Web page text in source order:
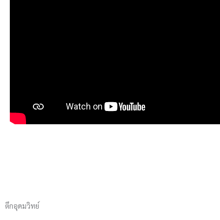
ตึกอุดมวิทย์